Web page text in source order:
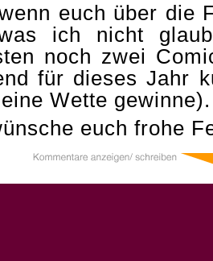
euch über die
ich nicht
noch zwei
für dieses Jahr
Wette
euch frohe